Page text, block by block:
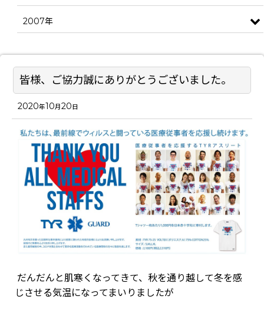
皆様、ご協力誠にありがとうございました。
2020年10月20日
だんだんと肌寒くなってきて、秋を通り越して冬を感
じさせる気温になってまいりましたが
2007年